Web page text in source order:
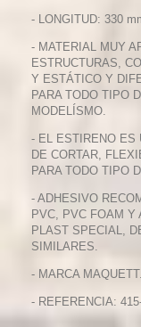
- LONGITUD: 330
- MATERIAL MUY
ESTRUCTURAS,
Y ESTÁTICO Y
PARA TODO TIPO
MODELÍSMO.
- EL ESTIRENO ES
DE CORTAR,
PARA TODO TIPO
- ADHESIVO
PVC, PVC FOAM Y
PLAST SPECIAL,
SIMILARES.
- MARCA MAQUETT.
- REFERENCIA: